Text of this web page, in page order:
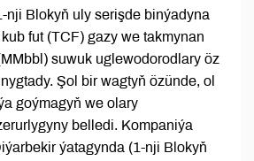
nji Blokyň uly serişde binýadyna
fut (TCF) gazy we takmynan
suwuk uglewodorodlary öz
Şol bir wagtyň özünde, ol
goýmagyň we olary
belledi. Kompaniýa
ýatagynda (1-nji Blokyň